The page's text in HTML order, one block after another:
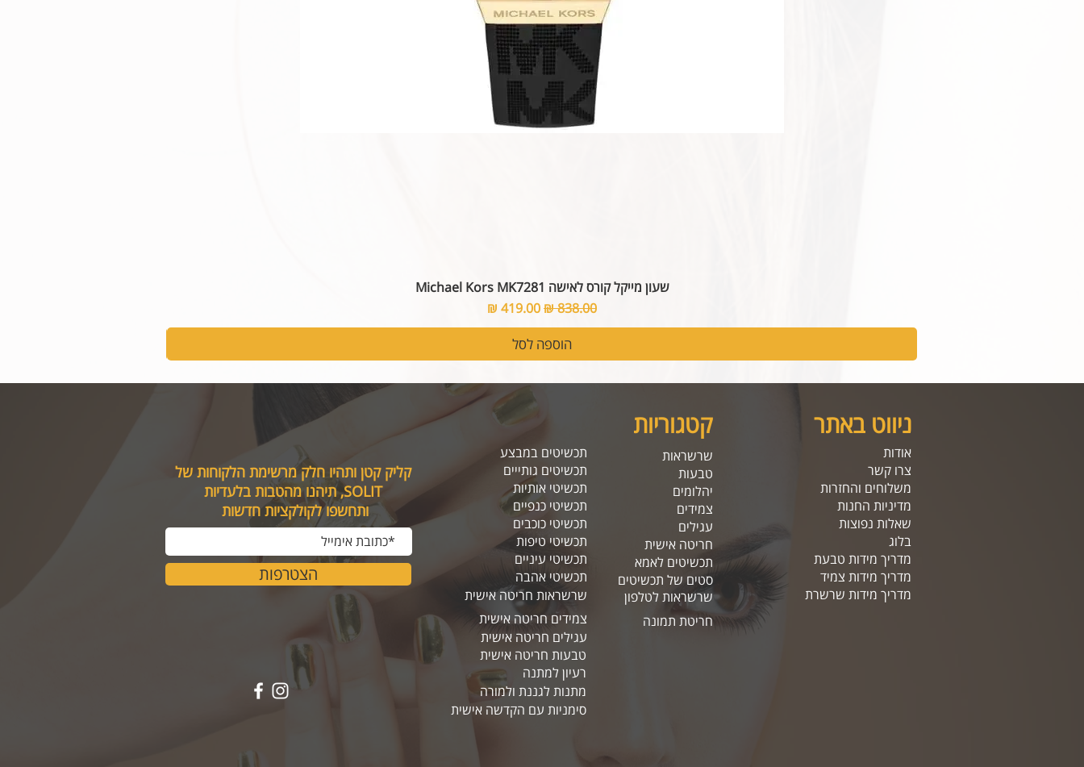
שעון מייקל קורס לאישה Michael Kors MK7281
מחיר רגיל מחיר מבצע
הוספה לסל
קטגוריות ניווט באתר
קליק קטן ותהיו חלק מרשימת הלקוחות של
SOLIT, תיהנו מהטבות בלעדיות
ותחשפו לקולקציות חדשות
הצטרפות
שרשראות
טבעות
יהלומים
צמידים
עגילים
חריטה אישית
תכשיטים לאמא
סטים של תכשיטים
תכשיטים במבצע
תכשיטים גותייים
תכשיטי אותיות
תכשיטי כנפיים
תכשיטי כוכבים
תכשיטי טיפות
תכשיטי עיניים
תכשיטי אהבה
שרשראות חריטה אישית
צמידים חריטה אישית
שרשראות לטלפון
אודות
צרו קשר
משלוחים והחזרות
מדיניות החנות
שאלות נפוצות
בלוג
מדריך מידות טבעת
מדריך מידות צמיד
מדריך מידות שרשרת
עגילים חריטה אישית
חריטת תמונה
טבעות חריטה אישית
רעיון למתנה
מתנות לגננת ולמורה
סימניות עם הקדשה אישית